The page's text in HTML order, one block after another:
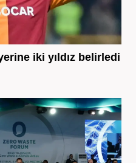
iki yıldız belirledi